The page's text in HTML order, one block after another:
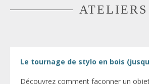
ATELIERS
Le tournage de stylo en bois
Découvrez comment façonner un